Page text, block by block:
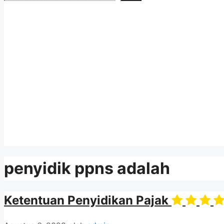
penyidik ppns adalah
Ketentuan Penyidikan Pajak